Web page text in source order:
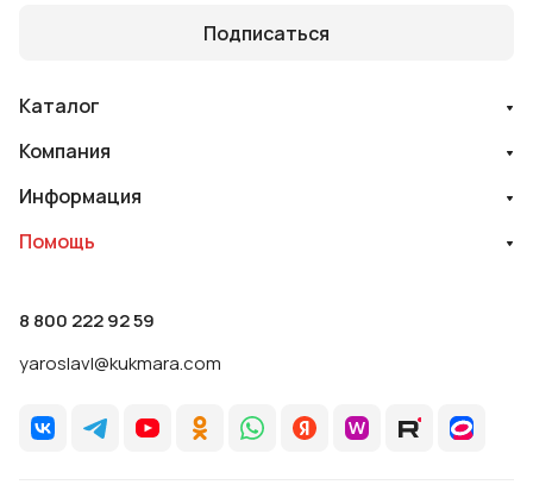
Подписаться
Каталог
Компания
Информация
Помощь
8 800 222 92 59
yaroslavl@kukmara.com